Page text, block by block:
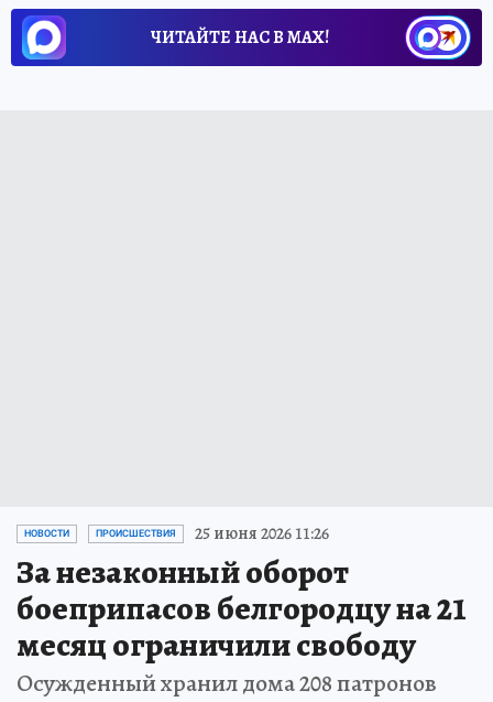
ЧИТАЙТЕ НАС В МАХ!
НОВОСТИ ПРОИСШЕСТВИЯ 25 июня 2026 11:26
За незаконный оборот
боеприпасов белгородцу на 21
месяц ограничили свободу
Осужденный хранил дома 208 патронов